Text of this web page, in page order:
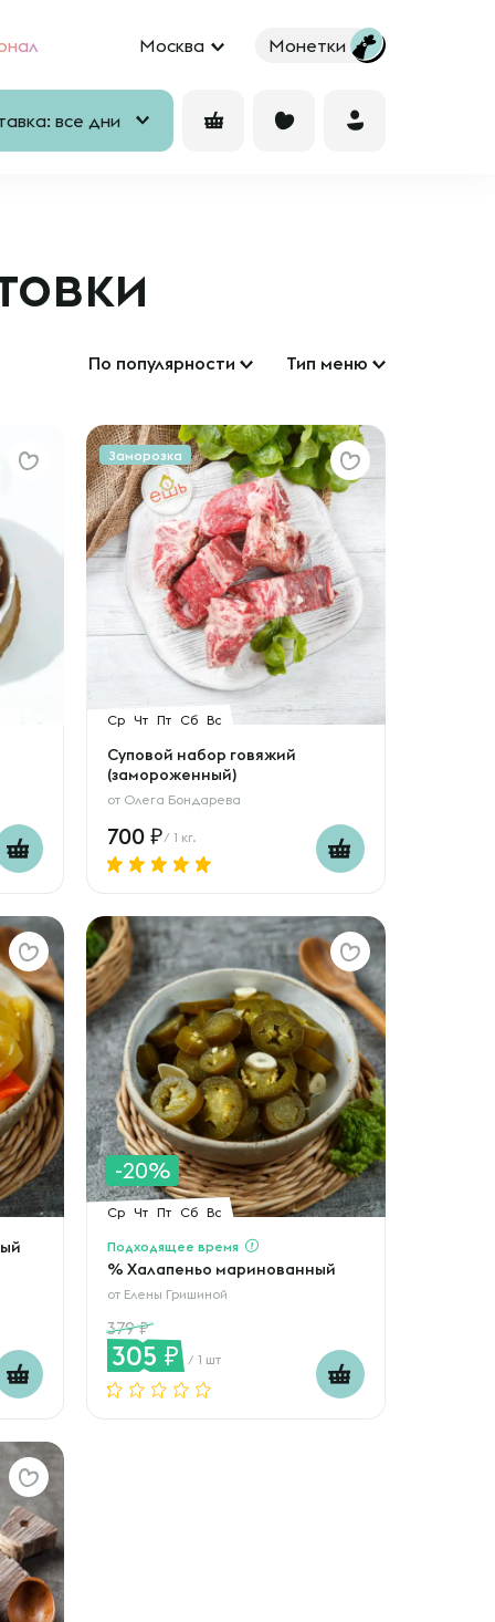
Москва Монетки
все дни
По популярности Тип меню
Заморозка
Ср Чт Пт Сб Вс
Суповой набор говяжий
(замороженный)
от Олега Бондарева
700 / 1 кг.
-20%
Ср Чт Пт Сб Вс
Подходящее время
% Халапеньо маринованный
от Елены Гришиной
379
305 / 1 шт